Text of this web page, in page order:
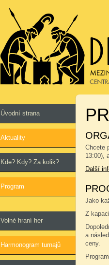
Úvodní strana
Aktuality
Kde? Kdy? Za kolik?
Program
Volné hraní her
Harmonogram turnajů
Chcete
13:00),
Další
Jako
Z
a
ceny.